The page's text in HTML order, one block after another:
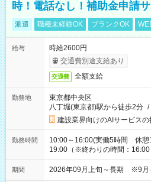
時！電話なし！補助金申請
派遣 職種未経験OK ブランクOK
給与
時給2600円
交通費別途支給あり
交通費 全額支給
勤務地
東京都中央区
八丁堀(東京都)駅から徒歩2分 /
建設業界向けのAIサービス
勤務時間
10:00～16:00(実働5時間 休
19:00（※終わりの時間：16:00
期間 2026年09月上旬～長期 ※9月